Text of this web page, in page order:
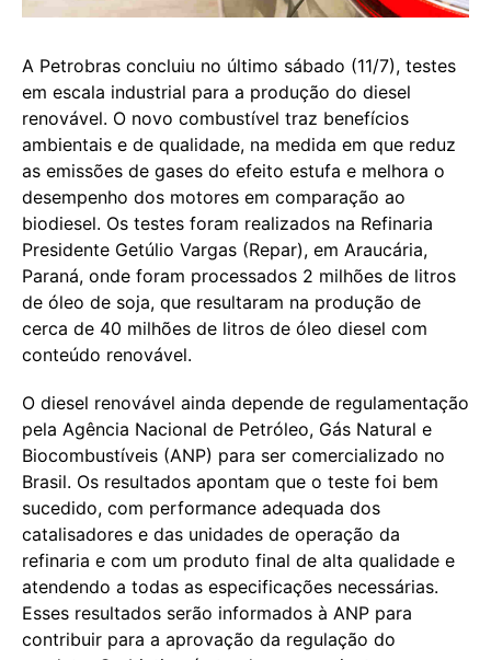
A Petrobras concluiu no último sábado (11/7), testes
em escala industrial para a produção do diesel
renovável. O novo combustível traz benefícios
ambientais e de qualidade, na medida em que reduz
as emissões de gases do efeito estufa e melhora o
desempenho dos motores em comparação ao
biodiesel. Os testes foram realizados na Refinaria
Presidente Getúlio Vargas (Repar), em Araucária,
Paraná, onde foram processados 2 milhões de litros
de óleo de soja, que resultaram na produção de
cerca de 40 milhões de litros de óleo diesel com
conteúdo renovável.
O diesel renovável ainda depende de regulamentação
pela Agência Nacional de Petróleo, Gás Natural e
Biocombustíveis (ANP) para ser comercializado no
Brasil. Os resultados apontam que o teste foi bem
sucedido, com performance adequada dos
catalisadores e das unidades de operação da
refinaria e com um produto final de alta qualidade e
atendendo a todas as especificações necessárias.
Esses resultados serão informados à ANP para
contribuir para a aprovação da regulação do